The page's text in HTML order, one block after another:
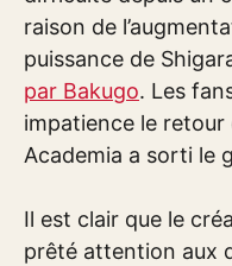
raison de
puissance de
par Bakugo. Les
impatience le retour
Academia a sorti le
Il est clair que le
prêté attention aux